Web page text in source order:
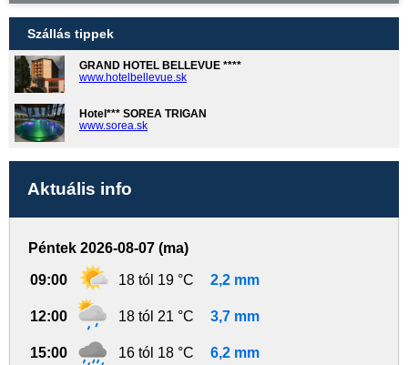
Szállás tippek
GRAND HOTEL BELLEVUE ****
www.hotelbellevue.sk
Hotel*** SOREA TRIGAN
www.sorea.sk
Aktuális info
Péntek 2026-08-07 (ma)
09:00 18 tól 19 °C 2,2 mm
12:00 18 tól 21 °C 3,7 mm
15:00 16 tól 18 °C 6,2 mm